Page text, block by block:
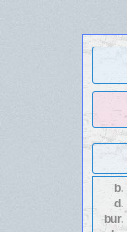
b.
d.
bur.